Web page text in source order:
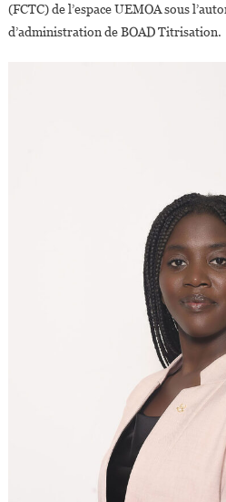
(FCTC) de l’espace UEMOA sous
d’administration de BOAD Titrisation.